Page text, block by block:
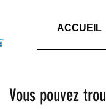
ACCUEIL
Vous pouvez